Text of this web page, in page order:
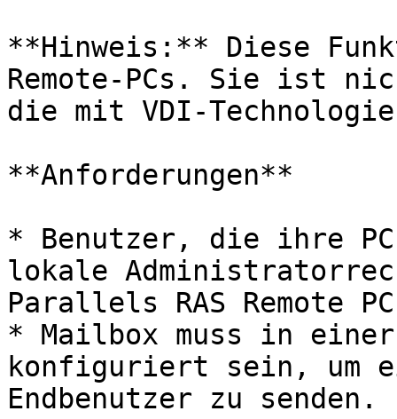
**Hinweis:** Diese
Remote-PCs. Sie ist
die mit VDI-
**Anforderungen**
* Benutzer, die ihre
lokale
Parallels RAS Remote
* Mailbox muss in einer
konfiguriert sein, um
Endbenutzer zu senden.